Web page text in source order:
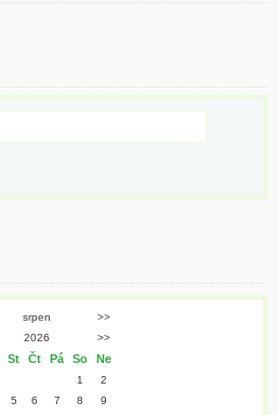
srpen
>>
2026 >>
St Čt Pá So Ne
1
2
5 6 7 8 9